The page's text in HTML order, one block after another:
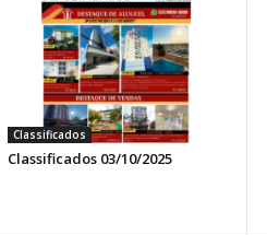
Classificados
Classificados 03/10/2025